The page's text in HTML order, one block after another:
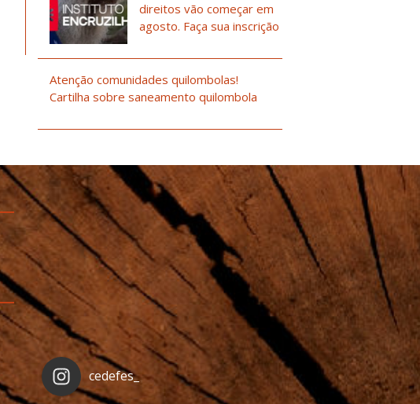
direitos vão começar em
agosto. Faça sua inscrição
Atenção comunidades quilombolas!
Cartilha sobre saneamento quilombola
cedefes_